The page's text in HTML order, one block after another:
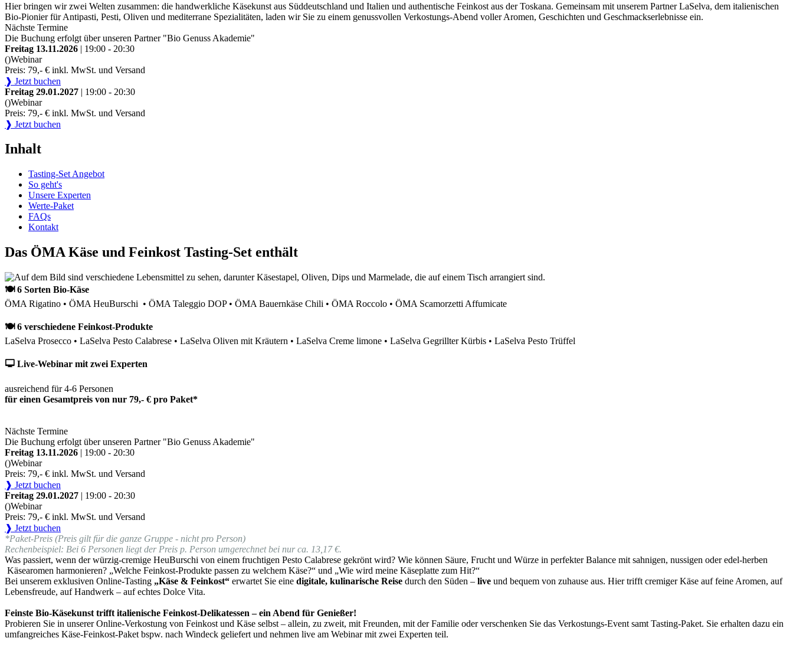
Hier bringen wir zwei Welten zusammen: die handwerkliche Käsekunst aus Süddeutschland und Italien und authentische Feinkost aus der Toskana. Gemeinsam mit unserem Partner LaSelva, dem italienischen
Bio-Pionier für Antipasti, Pesti, Oliven und mediterrane Spezialitäten, laden wir Sie zu einem genussvollen Verkostungs-Abend voller Aromen, Geschichten und Geschmackserlebnisse ein.
Nächste Termine
Die Buchung erfolgt über unseren Partner "Bio Genuss Akademie"
Freitag 13.11.2026 | 19:00 - 20:30
()Webinar
Preis: 79,- € inkl. MwSt. und Versand
❱ Jetzt buchen
Freitag 29.01.2027 | 19:00 - 20:30
()Webinar
Preis: 79,- € inkl. MwSt. und Versand
❱ Jetzt buchen
Inhalt
Tasting-Set Angebot
So geht's
Unsere Experten
Werte-Paket
FAQs
Kontakt
Das ÖMA Käse und Feinkost Tasting-Set enthält
🍽 6 Sorten Bio-Käse
ÖMA Rigatino • ÖMA HeuBurschi • ÖMA Taleggio DOP • ÖMA Bauernkäse Chili • ÖMA Roccolo • ÖMA Scamorzetti Affumicate
🍽 6 verschiedene Feinkost-Produkte
LaSelva Prosecco • LaSelva Pesto Calabrese • LaSelva Oliven mit Kräutern • LaSelva Creme limone • LaSelva Gegrillter Kürbis • LaSelva Pesto Trüffel
🖵 Live-Webinar mit zwei Experten
ausreichend für 4-6 Personen
für einen Gesamtpreis von nur 79,- € pro Paket*
Nächste Termine
Die Buchung erfolgt über unseren Partner "Bio Genuss Akademie"
Freitag 13.11.2026 | 19:00 - 20:30
()Webinar
Preis: 79,- € inkl. MwSt. und Versand
❱ Jetzt buchen
Freitag 29.01.2027 | 19:00 - 20:30
()Webinar
Preis: 79,- € inkl. MwSt. und Versand
❱ Jetzt buchen
*Paket-Preis (Preis gilt für die ganze Gruppe - nicht pro Person)
Rechenbeispiel: Bei 6 Personen liegt der Preis p. Person umgerechnet bei nur ca. 13,17 €.
Was passiert, wenn der würzig-cremige HeuBurschi von einem fruchtigen Pesto Calabrese gekrönt wird? Wie können Säure, Frucht und Würze in perfekter Balance mit sahnigen, nussigen oder edel-herben
Käsearomen harmonieren? „Welche Feinkost-Produkte passen zu welchem Käse?“ und „Wie wird meine Käseplatte zum Hit?“
Bei unserem exklusiven Online-Tasting „Käse & Feinkost“ erwartet Sie eine digitale, kulinarische Reise durch den Süden – live und bequem von zuhause aus. Hier trifft cremiger Käse auf feine Aromen, auf
Lebensfreude, auf Handwerk – auf echtes Dolce Vita.
Feinste Bio-Käsekunst trifft italienische Feinkost-Delikatessen – ein Abend für Genießer!
Probieren Sie in unserer Online-Verkostung von Feinkost und Käse selbst – allein, zu zweit, mit Freunden, mit der Familie oder verschenken Sie das Verkostungs-Event samt Tasting-Paket. Sie erhalten dazu ein
umfangreiches Käse-Feinkost-Paket bspw. nach Windeck geliefert und nehmen live am Webinar mit zwei Experten teil.